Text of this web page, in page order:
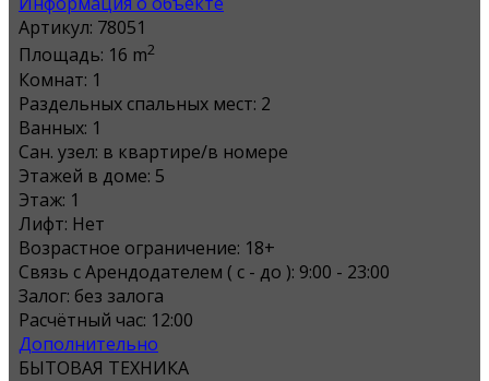
Артикул: 78051
Площадь: 16 m2
Комнат: 1
Раздельных спальных мест: 2
Ванных: 1
Сан. узел: в квартире/в номере
Этажей в доме: 5
Этаж: 1
Лифт: Нет
Возрастное ограничение: 18+
Связь с Арендодателем ( с - до ): 9:00 - 23:00
Залог: без залога
Расчётный час: 12:00
Дополнительно
БЫТОВАЯ ТЕХНИКА